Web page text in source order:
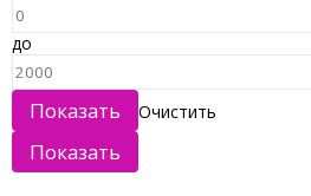
до
Очистить